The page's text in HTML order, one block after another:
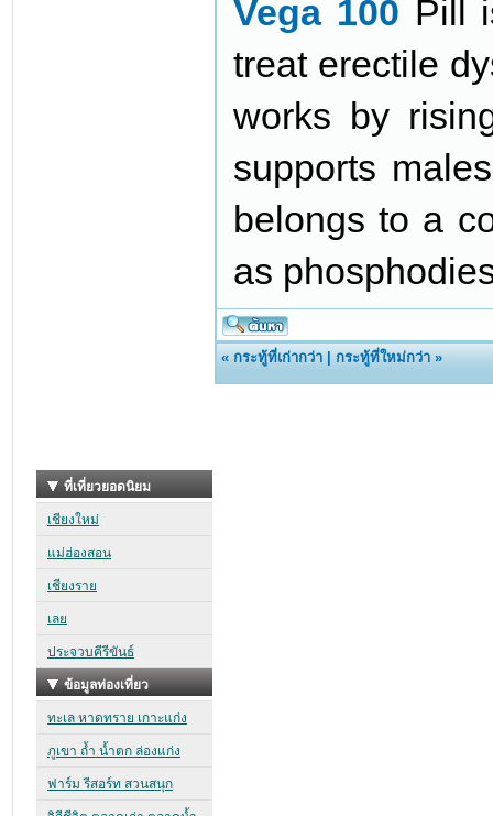
Vega 100 Pill
treat erectile
works by
supports
belongs to a
as
«กระทู้ที่เก่ากว่า |กระทู้ที่ใหม่กว่า »